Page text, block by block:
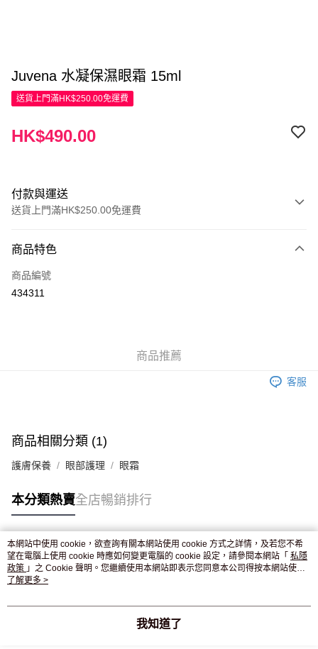
Juvena 水凝保濕眼霜 15ml
送貨上門滿HK$250.00免運費
HK$490.00
付款與運送
送貨上門滿HK$250.00免運費
信用卡
Apple Pay
付款後門市自取，訂單確認後2-4個工作天到店，7天內取。逾期後
商品特色
商品編號
434311
商品推薦
客服
商品相關分類 (1)
護膚保養 眼部護理 眼霜
本分類熱賣全店暢銷排行
熱門標籤
熱銷排行
本網站中使用 cookie，欲查詢有關本網站使用 cookie 方式之詳情，及若您不希
望在電腦上使用 cookie 時應如何變更電腦的 cookie 設定，請參閱本網站「 私隱
政策 」之 Cookie 聲明。您繼續使用本網站即表示您同意本公司得按本網站使用
條款之 Cookie 聲明使用 cookie。
了解更多 >
我知道了